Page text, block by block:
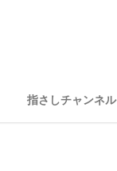
指さしチャンネル